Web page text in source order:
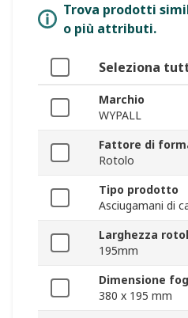
Trova prodotti
o più attributi.
Seleziona
Marchio
WYPALL
Fattore di
Rotolo
Tipo prodotto
Asciugamani di
Larghezza
195mm
Dimensione
380 x 195 mm